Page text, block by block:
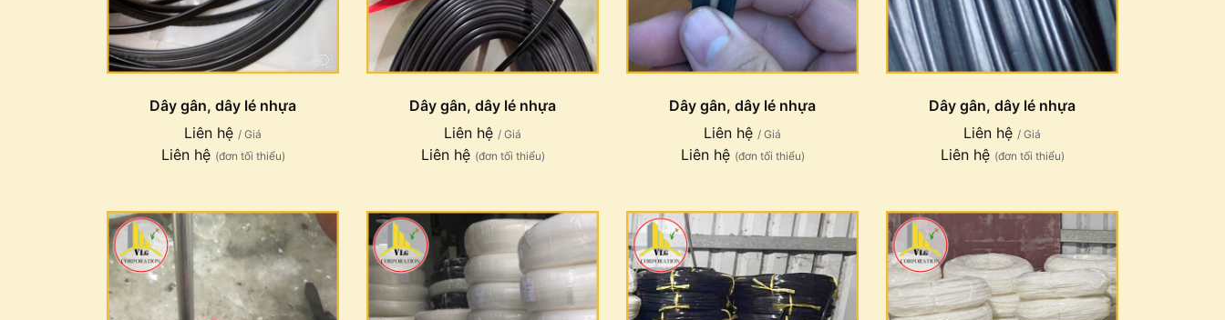
Dây gân, dây lé nhựa
Liên hệ / Giá
Liên hệ (đơn tối thiểu)
Dây gân, dây lé nhựa
Liên hệ / Giá
Liên hệ (đơn tối thiểu)
Dây gân, dây lé nhựa
Liên hệ / Giá
Liên hệ (đơn tối thiểu)
Dây gân, dây lé nhựa
Liên hệ / Giá
Liên hệ (đơn tối thiểu)